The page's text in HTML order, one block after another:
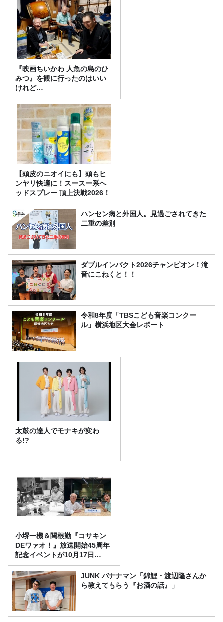
『映画ちいかわ 人魚の島のひ
みつ』を観に行ったのはいい
けれど…
【頭皮のニオイにも】頭もヒ
ンヤリ快適に！スースー系ヘ
ッドスプレー 頂上決戦2026！
ハンセン病と外国人。見過ごされてきた
二重の差別
ダブルインパクト2026チャンピオン！滝
音にこねくと！！
令和8年度「TBSこども音楽コンクー
ル」横浜地区大会レポート
太鼓の達人でモナキが変わ
る!?
小堺一機＆関根勤『コサキン
DEワァオ！』放送開始45周年
記念イベントが10月17日
（土）に開催決定！本日より
FC先行受付スタート！JUNK バナナマン「錦鯉・渡辺隆さんか
ら教えてもらう『お酒の話』」